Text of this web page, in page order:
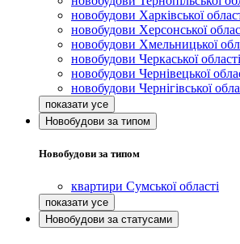
новобудови Харківської
новобудови Херсонської
новобудови Хмельницької
новобудови Черкаської області
новобудови Чернівецької
новобудови Чернігівської
Новобудови за типом
Новобудови за типом
квартири Сумської області
Новобудови за статусами